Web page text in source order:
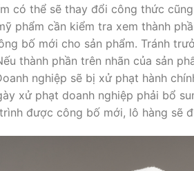
có thể sẽ thay đổi công thức
phẩm cần kiểm tra xem thành
bố mới cho sản phẩm. Tránh
thành phần trên nhãn của sản
nghiệp sẽ bị xử phạt hành
xử phạt doanh nghiệp phải bổ
được công bố mới, lô hàng sẽ